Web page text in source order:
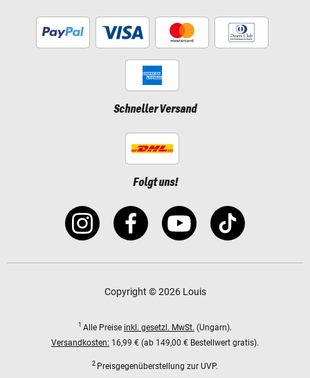
Schneller Versand
Folgt uns!
Copyright © 2026 Louis
1 Alle Preise inkl. gesetzl. MwSt. (Ungarn).
Versandkosten: 16,99 € (ab 149,00 € Bestellwert gratis).
2 Preisgegenüberstellung zur UVP.